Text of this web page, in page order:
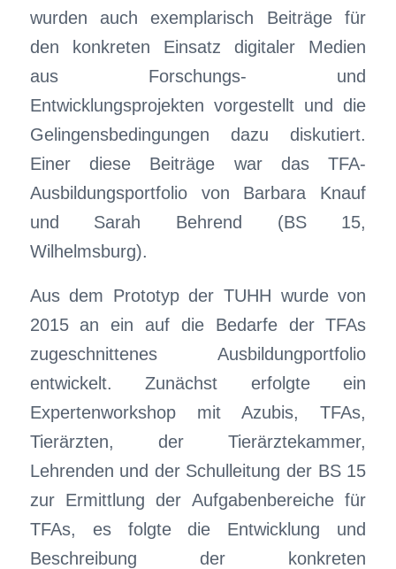
wurden auch exemplarisch Beiträge für
den konkreten Einsatz digitaler Medien
aus Forschungs- und
Entwicklungsprojekten vorgestellt und die
Gelingensbedingungen dazu diskutiert.
Einer diese Beiträge war das TFA-
Ausbildungsportfolio von Barbara Knauf
und Sarah Behrend (BS 15,
Wilhelmsburg).
Aus dem Prototyp der TUHH wurde von
2015 an ein auf die Bedarfe der TFAs
zugeschnittenes Ausbildungportfolio
entwickelt. Zunächst erfolgte ein
Expertenworkshop mit Azubis, TFAs,
Tierärzten, der Tierärztekammer,
Lehrenden und der Schulleitung der BS 15
zur Ermittlung der Aufgabenbereiche für
TFAs, es folgte die Entwicklung und
Beschreibung der konkreten